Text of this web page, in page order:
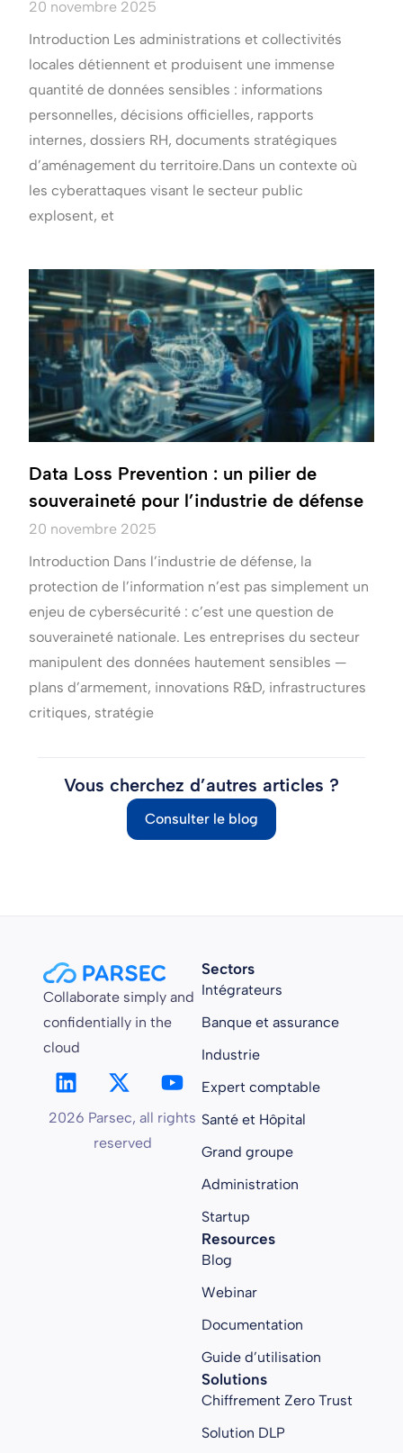
20 novembre 2025
Introduction Les administrations et collectivités
locales détiennent et produisent une immense
quantité de données sensibles : informations
personnelles, décisions officielles, rapports
internes, dossiers RH, documents stratégiques
d’aménagement du territoire.Dans un contexte où
les cyberattaques visant le secteur public
explosent, et
Data Loss Prevention : un pilier de
souveraineté pour l’industrie de défense
20 novembre 2025
Introduction Dans l’industrie de défense, la
protection de l’information n’est pas simplement un
enjeu de cybersécurité : c’est une question de
souveraineté nationale. Les entreprises du secteur
manipulent des données hautement sensibles —
plans d’armement, innovations R&D, infrastructures
critiques, stratégie
Vous cherchez d’autres articles ?
Consulter le blog
Collaborate simply and
confidentially in the
cloud
2026 Parsec, all rights
reserved
Sectors
Intégrateurs
Banque et assurance
Industrie
Expert comptable
Santé et Hôpital
Grand groupe
Administration
Startup
Resources
Blog
Webinar
Documentation
Guide d’utilisation
Solutions
Chiffrement Zero Trust
Solution DLP